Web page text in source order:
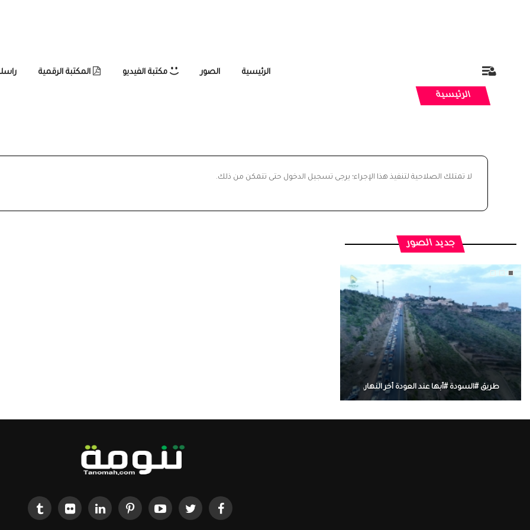
الرئيسية الصور مكتبة الفيديو المكتبة الرقمية
الرئيسية
لا تمتلك الصلاحية لتنفيذ هذا الإجراء؛ يرجى تسجيل الدخول حتى تتمكن من ذلك.
جديد الصور
طريق #السودة #أبها عند العودة أخر النهار.